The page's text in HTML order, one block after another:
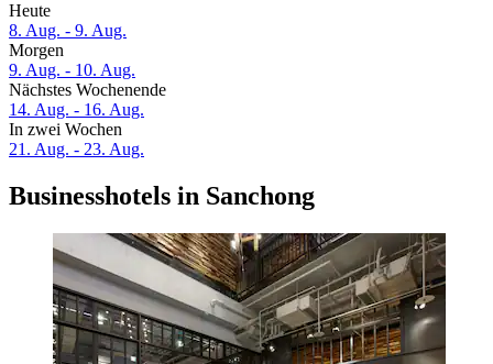
Heute
8. Aug. - 9. Aug.
Morgen
9. Aug. - 10. Aug.
Nächstes Wochenende
14. Aug. - 16. Aug.
In zwei Wochen
21. Aug. - 23. Aug.
Businesshotels in Sanchong